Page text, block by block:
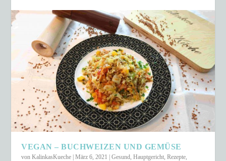
VEGAN – BUCHWEIZEN UND GEMÜSE
vonKalinkasKueche |März 6, 2021 |Gesund ,Hauptgericht ,Rezepte